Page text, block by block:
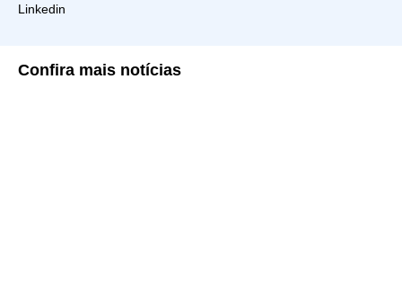
Linkedin
Confira mais notícias